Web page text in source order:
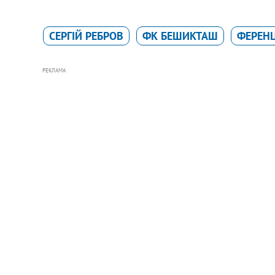
СЕРГІЙ РЕБРОВ ФК БЕШИКТАШ
РЕКЛАМА